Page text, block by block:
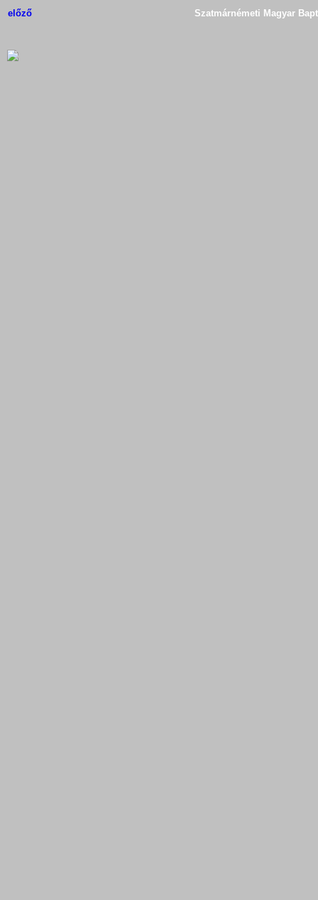
előző Szatmárnémeti Magyar